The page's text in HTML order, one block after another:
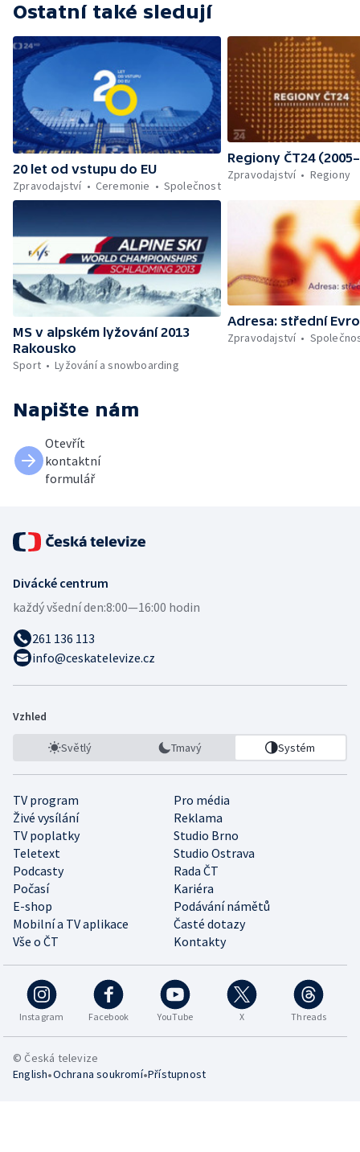
Ostatní také sledují
20 let od vstupu do EU
Zpravodajství
Ceremonie Společnost
Regiony ČT24
Zpravodajství
Regiony
MS v alpském lyžování 2013
Rakousko
Sport
Lyžování a snowboarding
Adresa: střední
Zpravodajství
Napište nám
Otevřít
kontaktní
formulář
Divácké centrum
každý všední den:8:00—16:00 hodin
261 136 113
info@ceskatelevize.cz
Vzhled
Světlý Tmavý Systém
TV program
Pro média
Živé vysílání
Reklama
TV poplatky
Studio Brno
Teletext
Studio Ostrava
Podcasty
Rada ČT
Počasí
Kariéra
E-shop
Podávání námětů
Mobilní a TV aplikace
Časté dotazy
Vše o ČT
Kontakty
Instagram Facebook YouTube X Threads
© Česká televize
English•Ochrana soukromí•Přístupnost